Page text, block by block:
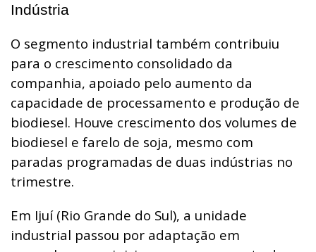
Indústria
O segmento industrial também contribuiu
para o crescimento consolidado da
companhia, apoiado pelo aumento da
capacidade de processamento e produção de
biodiesel. Houve crescimento dos volumes de
biodiesel e farelo de soja, mesmo com
paradas programadas de duas indústrias no
trimestre.
Em Ijuí (Rio Grande do Sul), a unidade
industrial passou por adaptação em